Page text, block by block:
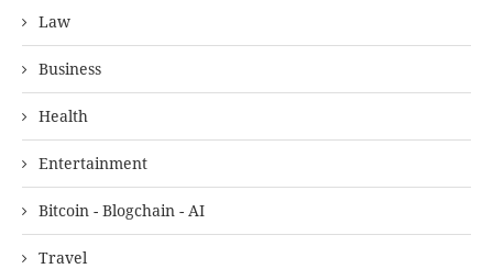
Law
Business
Health
Entertainment
Bitcoin - Blogchain - AI
Travel